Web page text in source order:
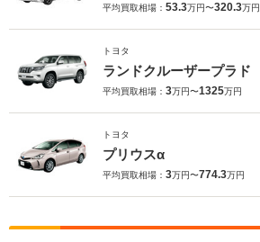
平均買取相場： 53.3万円〜320.3万円
トヨタ
ランドクルーザープラド
平均買取相場： 3万円〜1325万円
トヨタ
プリウスα
平均買取相場： 3万円〜774.3万円